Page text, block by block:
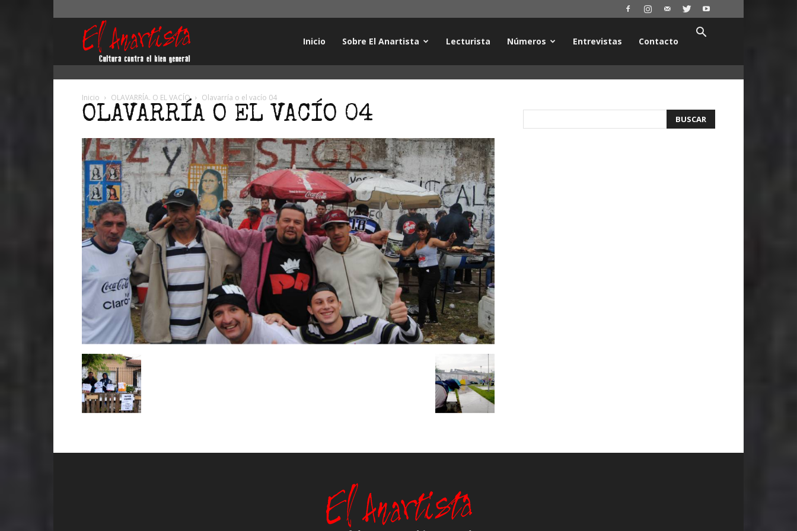
Inicio Sobre El Anartista Lecturista Números Entrevistas Contacto
Inicio OLAVARRÍA. O EL VACÍO Olavarría o el vacío 04
OLAVARRÍA O EL VACÍO 04